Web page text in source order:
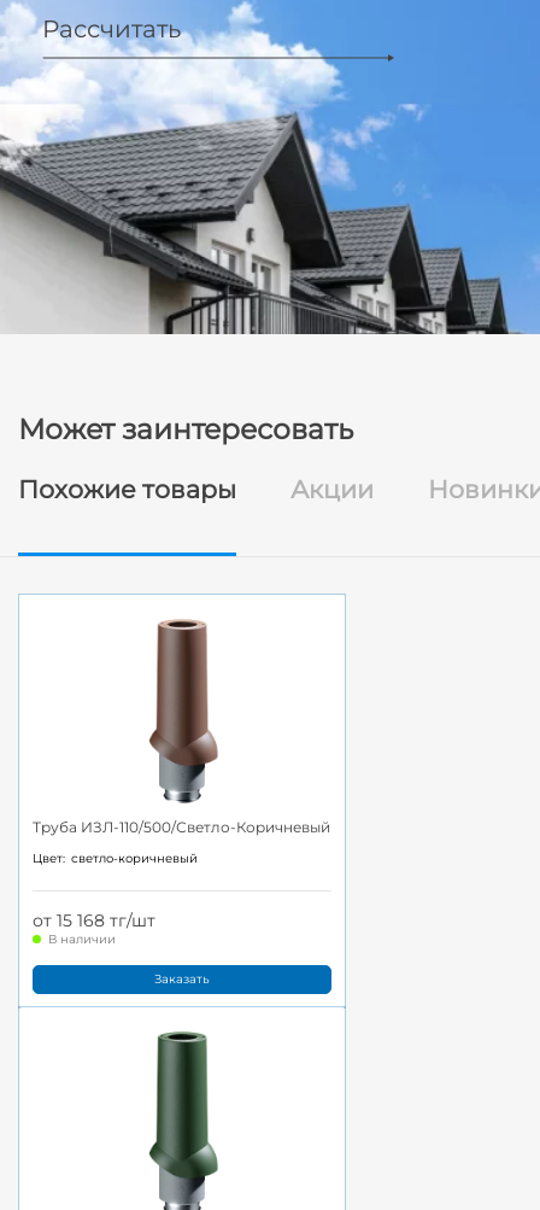
Рассчитать
Может заинтересовать
Похожие товары Акции
Труба ИЗЛ-110/500/Светло-Коричневый
Цвет: светло-коричневый
от 15 168 тг/шт
В наличии
Заказать